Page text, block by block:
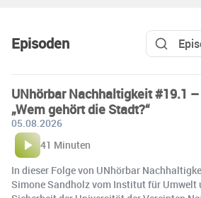
Episoden
UNhörbar Nachhaltigkeit #19.1 –
„Wem gehört die Stadt?“
05.08.2026
41 Minuten
In dieser Folge von UNhörbar
Simone Sandholz vom Institut für Umwelt